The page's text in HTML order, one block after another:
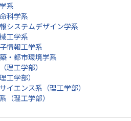
系
科学系
システムデザイン学系
工学系
情報工学系
・都市環境学系
理工学部）
工学部）
イエンス系（理工学部）
（理工学部）